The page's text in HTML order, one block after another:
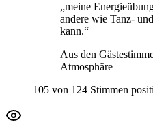
„meine
andere wie Tanz-
kann.“
Aus den
Atmosphäre
105 von 124 Stimmen